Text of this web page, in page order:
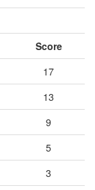
Score
17
13
9
5
3